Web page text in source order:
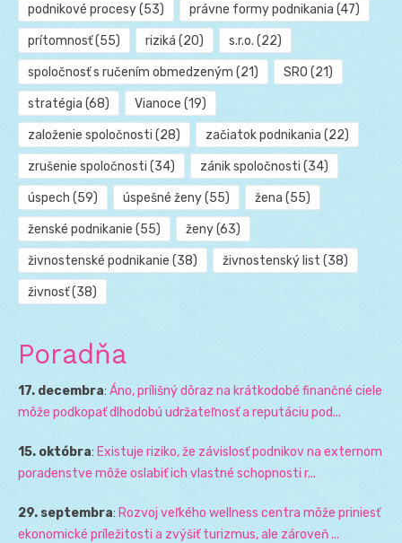
podnikové procesy(53) právne formy podnikania (47)
prítomnosť(55) riziká (20) s.r.o. (22)
spoločnosť s ručením obmedzeným (21) SRO (21)
stratégia (68) Vianoce (19)
založenie spoločnosti (28) začiatok podnikania (22)
zrušenie spoločnosti (34) zánik spoločnosti (34)
úspech (59) úspešné ženy(55) žena (55)
ženské podnikanie (55) ženy(63)
živnostenské podnikanie (38) živnostenský list (38)
živnosť(38)
Poradňa
17. decembra: Áno, prílišný dôraz na krátkodobé finančné ciele
môže podkopať dlhodobú udržateľnosť a reputáciu pod...
15. októbra: Existuje riziko, že závislosť podnikov na externom
poradenstve môže oslabiť ich vlastné schopnosti r...
29. septembra: Rozvoj veľkého wellness centra môže priniesť
ekonomické príležitosti a zvýšiť turizmus, ale zároveň ...